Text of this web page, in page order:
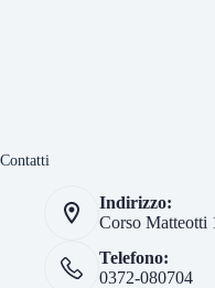
Contatti
Indirizzo:
Corso Matteotti
Telefono:
0372-080704